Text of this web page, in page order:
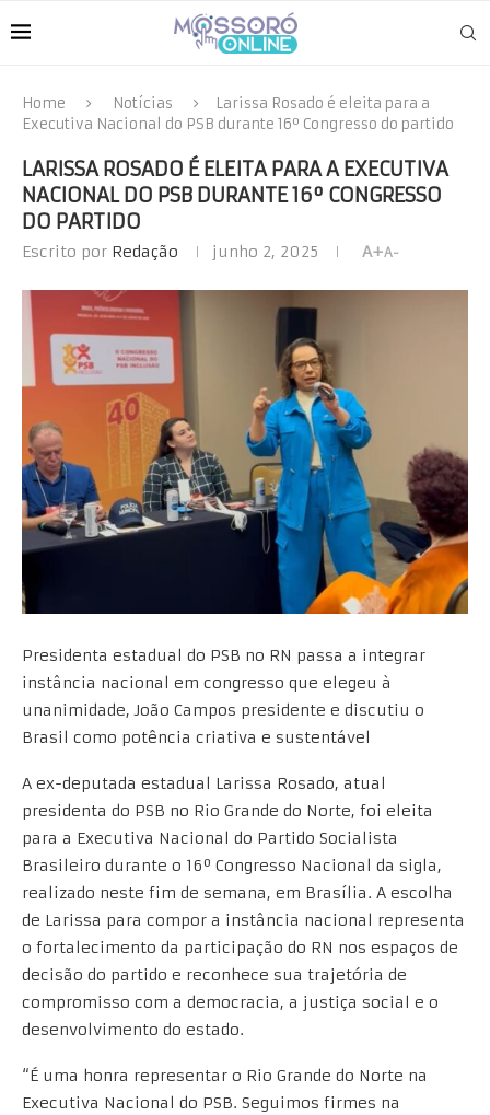
Home Notícias
Larissa Rosado é eleita para a
Executiva Nacional do PSB durante 16º Congresso do partido
LARISSA ROSADO É ELEITA PARA A EXECUTIVA
NACIONAL DO PSB DURANTE 16º CONGRESSO
DO PARTIDO
Escrito por Redação junho 2, 2025 A+A-
Presidenta estadual do PSB no RN passa a integrar
instância nacional em congresso que elegeu à
unanimidade, João Campos presidente e discutiu o
Brasil como potência criativa e sustentável
A ex-deputada estadual Larissa Rosado, atual
presidenta do PSB no Rio Grande do Norte, foi eleita
para a Executiva Nacional do Partido Socialista
Brasileiro durante o 16º Congresso Nacional da sigla,
realizado neste fim de semana, em Brasília. A escolha
de Larissa para compor a instância nacional representa
o fortalecimento da participação do RN nos espaços de
decisão do partido e reconhece sua trajetória de
compromisso com a democracia, a justiça social e o
desenvolvimento do estado.
“É uma honra representar o Rio Grande do Norte na
Executiva Nacional do PSB. Seguimos firmes na